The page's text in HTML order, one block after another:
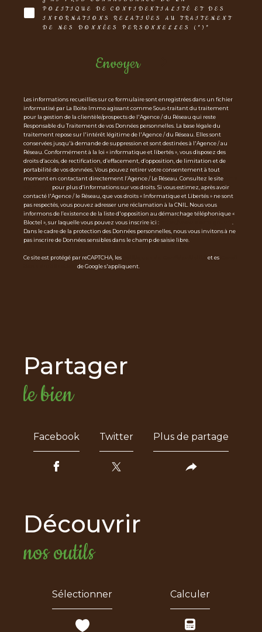
POLITIQUE DE CONFIDENTIALITÉ ET DES
INFORMATIONS RELATIVES AU TRAITEMENT
DE MES DONNÉES PERSONNELLES (*)*
Envoyer
Les informations recueillies sur ce formulaire sont enregistrées dans un fichier
informatisé par La Boite Immo agissant comme Sous-traitant du traitement
pour la gestion de la clientèle/prospects de l'Agence / du Réseau qui reste
Responsable du Traitement de vos Données personnelles. La base légale du
traitement repose sur l'intérêt légitime de l'Agence / du Réseau. Elles sont
conservées jusqu'à demande de suppression et sont destinées à l'Agence / au
Réseau. Conformément à la loi « informatique et libertés », vous disposez des
droits d’accès, de rectification, d’effacement, d’opposition, de limitation et de
portabilité de vos données. Vous pouvez retirer votre consentement à tout
moment en contactant directement l’Agence / Le Réseau. Consultez le site
pour plus d’informations sur vos droits. Si vous estimez, après avoir
contacté l'Agence / le Réseau, que vos droits « Informatique et Libertés » ne sont
pas respectés, vous pouvez adresser une réclamation à la CNIL. Nous vous
informons de l’existence de la liste d'opposition au démarchage téléphonique «
Bloctel », sur laquelle vous pouvez vous inscrire ici :
Dans le cadre de la protection des Données personnelles, nous vous invitons à ne
pas inscrire de Données sensibles dans le champ de saisie libre.
Ce site est protégé par reCAPTCHA, les et es
de Google s'appliquent.
partager
le bien
Facebook Twitter Plus de partage
découvrir
nos outils
Sélectionner Calculer